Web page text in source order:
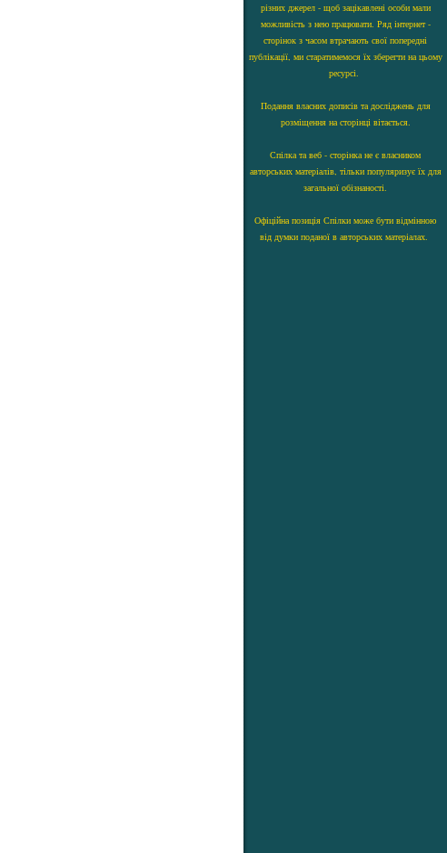
різних джерел - щоб зацікавлені особи мали
можливість з нею працювати. Ряд інтернет -
сторінок з часом втрачають свої попередні
публікації, ми старатимемося їх зберегти на цьому
ресурсі.
Подання власних дописів та досліджень для
розміщення на сторінці вітається.
Спілка та веб - сторінка не є власником
авторських матеріалів, тільки популяризує їх для
загальної обізнаності.
Офіційна позиція Спілки може бути відмінною
від думки поданої в авторських матеріалах.